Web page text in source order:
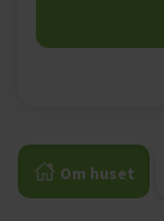
Om huset